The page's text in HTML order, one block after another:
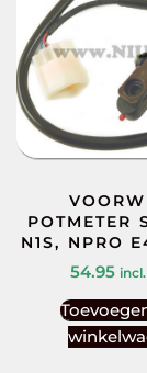
POTMETER
N1S, NPRO
54.95